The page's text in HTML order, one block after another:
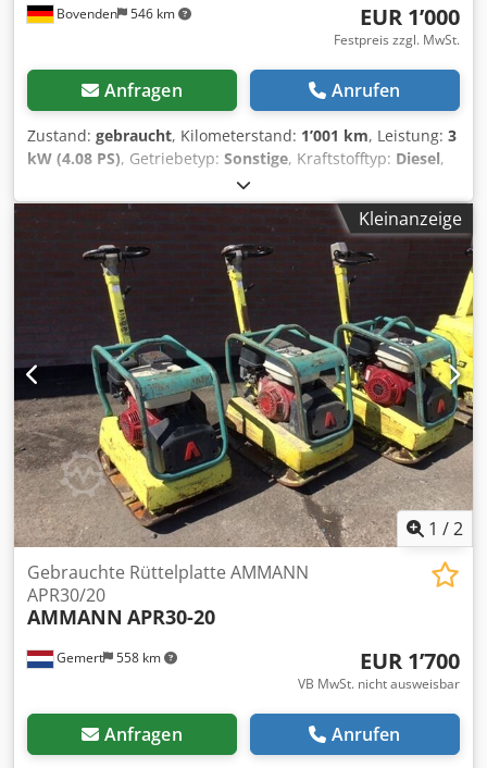
Bovenden 546 km EUR 1’000
Festpreis zzgl. MwSt.
Anfragen Anrufen
Zustand: gebraucht, Kilometerstand: 1’001 km, Leistung: 3
kW (4.08 PS), Getriebetyp: Sonstige, Kraftstofftyp: Diesel,
111 kg
Baujahr:2006, Fahrerkabine:Sonstige, Fahrzeugstandort:
Bovenden, Hatz Dieselmotor! ZUBEHÖRANGABEN OHNE
GEWÄHR, Änderungen, Zwischenverkauf und Irrtümer
vorbehalten! Dcjdpjxy Sw Ssfx Ab Nok - .
Kleinanzeige
1 /2
Gemert 558 km
Gebrauchte Rüttelplatte AMMANN
APR30/20
AMMANN APR30-20
EUR 1’700
VB MwSt. nicht ausweisbar
Anfragen Anrufen